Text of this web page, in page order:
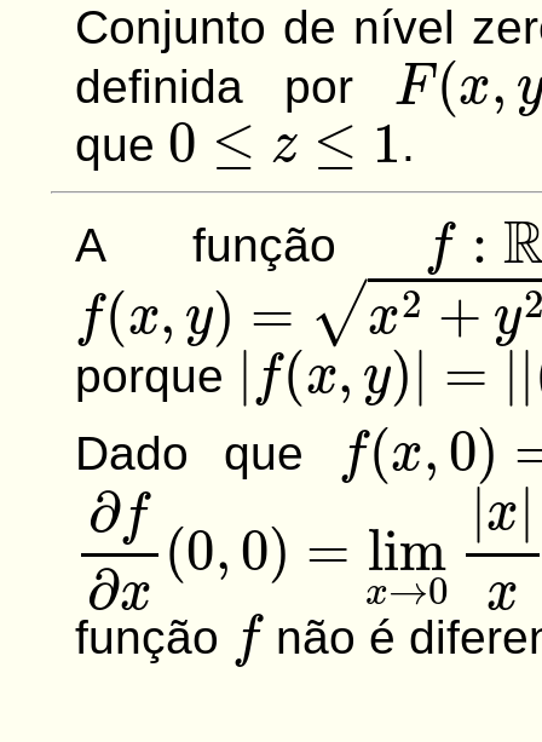
Conjunto de nível
definida por
F(x,y,
que
0≤z ≤1
.
A função
f:R2
f (x )=x2+ y2
porque
|f(x ,y )|= ( x,
Dado que
f(x, 0 )= |
∂f∂x(0 0) lim 0|
função não é